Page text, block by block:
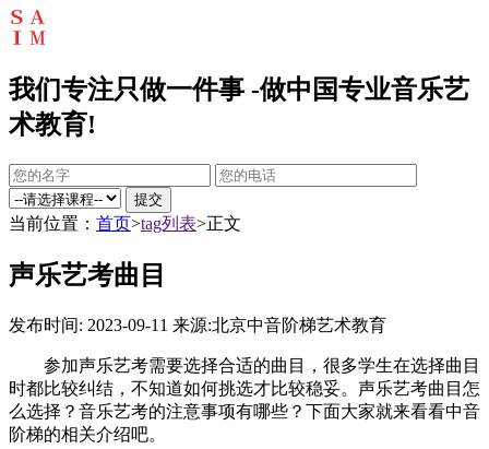
我们专注只做一件事 -做中国专业音乐艺
术教育!
提交
当前位置： 首页>tag列表>正文
声乐艺考曲目
发布时间: 2023-09-11 来源:北京中音阶梯艺术教育
参加声乐艺考需要选择合适的曲目，很多学生在选择曲目
时都比较纠结，不知道如何挑选才比较稳妥。声乐艺考曲目怎
么选择？音乐艺考的注意事项有哪些？下面大家就来看看中音
阶梯的相关介绍吧。